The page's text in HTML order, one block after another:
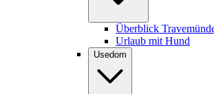
Überblick
Urlaub mit Hund
Usedom